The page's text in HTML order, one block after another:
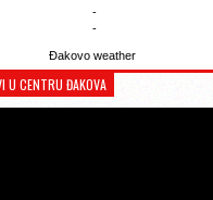
-
-
Đakovo weather
U CENTRU ĐAKOVA